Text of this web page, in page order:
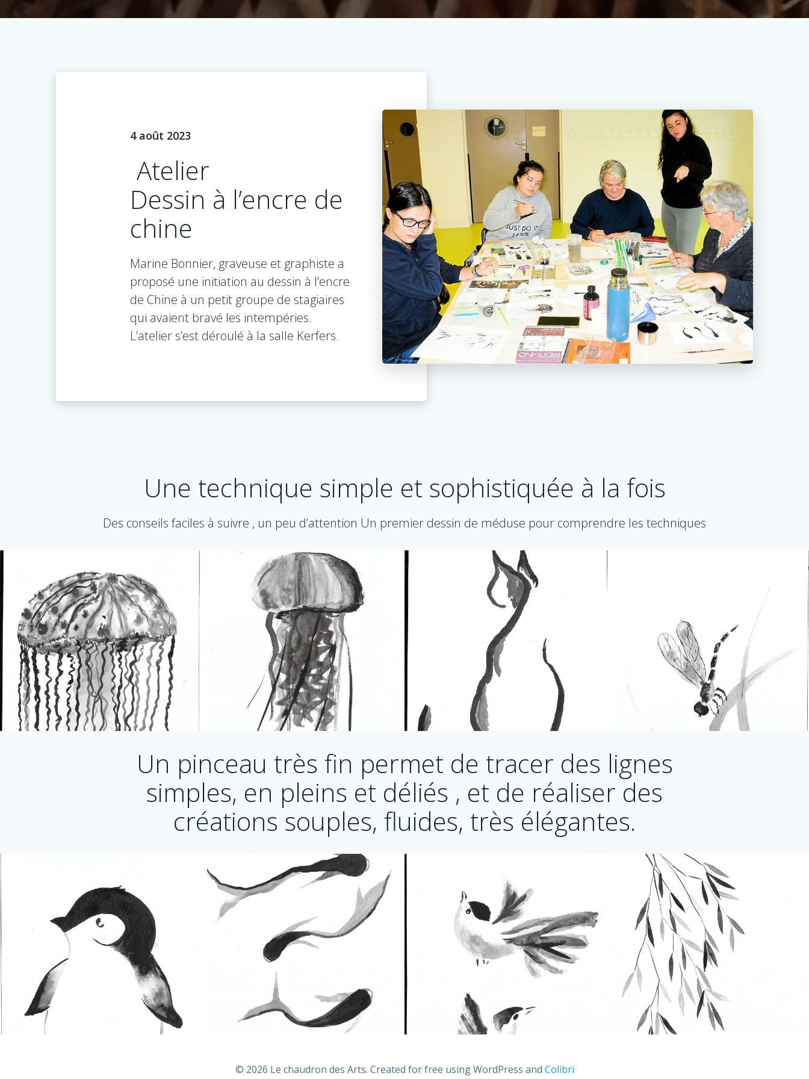
4 août 2023
Atelier
Dessin à l’encre de
chine
Marine Bonnier, graveuse et graphiste a
proposé une initiation au dessin à l’encre
de Chine à un petit groupe de stagiaires
qui avaient bravé les intempéries.
L’atelier s’est déroulé à la salle Kerfers.
Une technique simple et sophistiquée à la fois
Des conseils faciles à suivre , un peu d’attention Un premier dessin de méduse pour comprendre les techniques
Un pinceau très fin permet de tracer des lignes
simples, en pleins et déliés , et de réaliser des
créations souples, fluides, très élégantes.
© 2026 Le chaudron des Arts. Created for free using WordPress and Colibri